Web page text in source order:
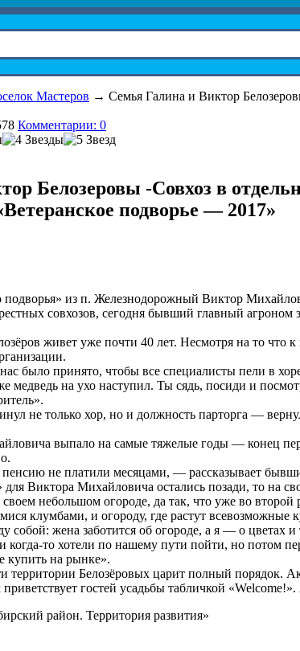
Мастеров → Семья Галина и Виктор
Комментарии: 0
Белозеровы -Совхоз в
подворье — 2017»
подворья» из п. Железнодорожный Виктор
совхозов, сегодня бывший главный
живет уже почти 40 лет. Несмотря на то что
было принято, чтобы все специалисты пели в
медведь на ухо наступил. Ты сядь, посиди и
не только хор, но и должность парторга —
выпало на самые тяжелые годы — конец
пенсию не платили месяцами, — рассказывает
Виктора Михайловича остались позади, то на
небольшом огороде, да так, что уже во
клумбами, и огороду, где растут всевозможные
собой: жена заботится об огороде, а я — о
когда-то хотели по нашему пути пойти, но потом
купить на рынке».
территории Белозёровых царит полный порядок.
гостей усадьбы табличкой
район. Территория развития»